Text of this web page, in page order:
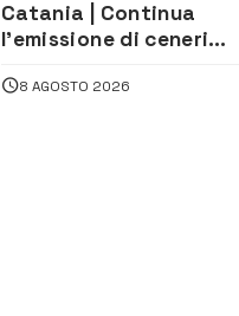
Catania | Continua
l’emissione di ceneri
attività all’aeroporto di
8 AGOSTO 2026